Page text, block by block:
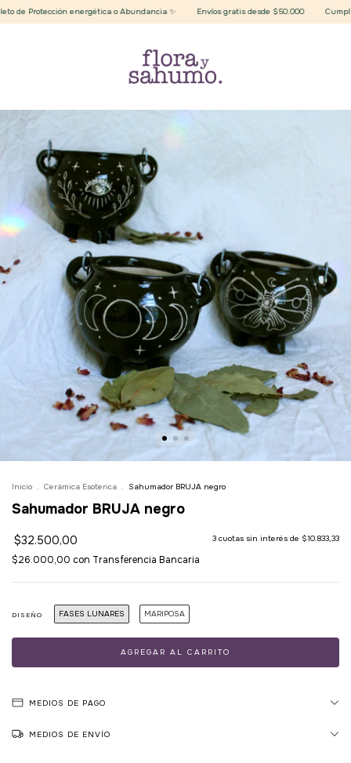
Protección energética o Abundancia ✨ Envíos gratis desde $50.000
Inicio . Cerámica Esoterica . Sahumador BRUJA negro
Sahumador BRUJA negro
$32.500,00 3 cuotas sin interés de $10.833,33
$26.000,00 con Transferencia Bancaria
DISEÑO FASES LUNARES MARIPOSA
MEDIOS DE PAGO
MEDIOS DE ENVÍO